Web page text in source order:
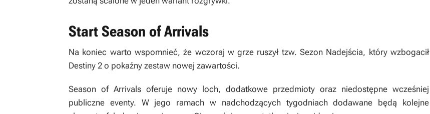
Start Season of Arrivals
Na koniec warto wspomnieć, że wczoraj w grze ruszył tzw.Sezon Nadejścia, który wzbogacił
Destiny 2 o pokaźny zestaw nowej zawartości.
Season of Arrivals oferuje nowy loch, dodatkowe przedmioty oraz niedostępne wcześniej
publiczne eventy. W jego ramach w nadchodzących tygodniach dodawane będą kolejne